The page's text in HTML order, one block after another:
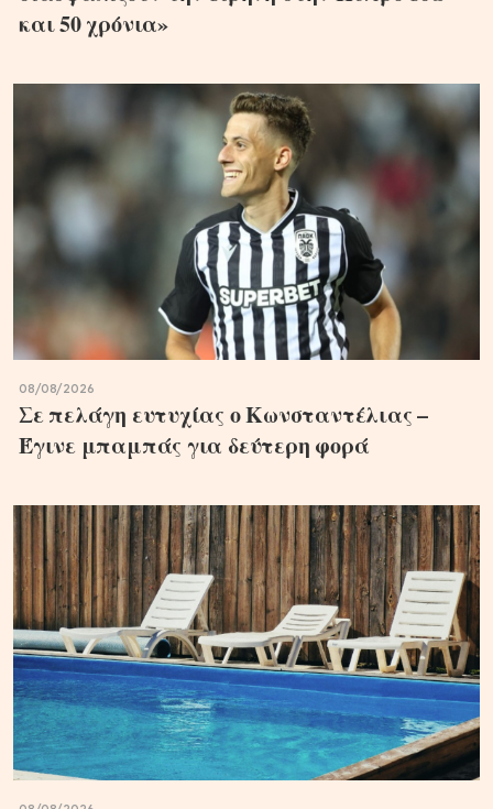
και 50 χρόνια»
08/08/2026
Σε πελάγη ευτυχίας ο Κωνσταντέλιας –
Έγινε μπαμπάς για δεύτερη φορά